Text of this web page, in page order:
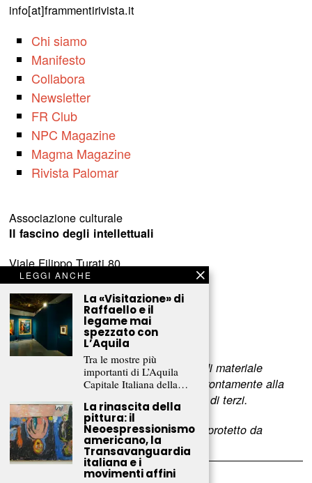
info[at]frammentirivista.it
Chi siamo
Manifesto
Collabora
Newsletter
FR Club
NPC Magazine
Magma Magazine
Rivista Palomar
Associazione culturale
Il fascino degli intellettuali
Viale Filippo Turati 80
c/o Castelnovo
23900 Lecco (LC)
www.fascinointellettuali.it
info[at]fascinointellettuali.it
Per segnalare eventuali errori nell’uso di materiale
scriveteci e provvederemo prontamente alla
rimozione del materiale lesivo dei diritti di terzi.
L’intero contenuto di questo sito web è protetto da
copyright.
LEGGI ANCHE
La «Visitazione» di
Raffaello e il
legame mai
spezzato con
L’Aquila
Tra le mostre più
importanti di L’Aquila
Capitale Italiana della…
La rinascita della
pittura: il
Neoespressionismo
americano, la
Transavanguardia
italiana e i
movimenti affini